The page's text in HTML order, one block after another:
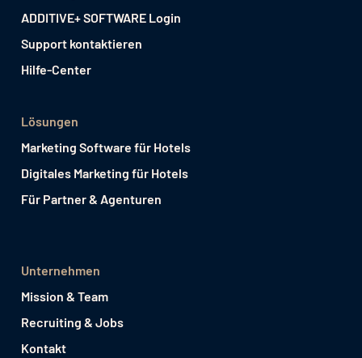
ADDITIVE+ SOFTWARE Login
Support kontaktieren
Hilfe-Center
Lösungen
Marketing Software für Hotels
Digitales Marketing für Hotels
Für Partner & Agenturen
Unternehmen
Mission & Team
Recruiting & Jobs
Kontakt